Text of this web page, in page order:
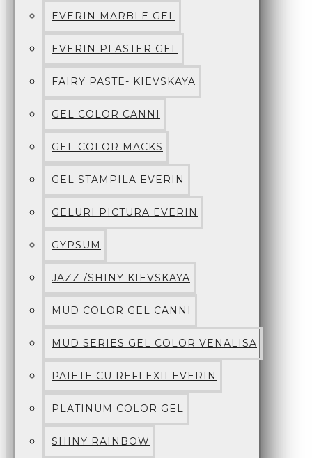
EVERIN MARBLE GEL
EVERIN PLASTER GEL
FAIRY PASTE- KIEVSKAYA
GEL COLOR CANNI
GEL COLOR MACKS
GEL STAMPILA EVERIN
GELURI PICTURA EVERIN
GYPSUM
JAZZ /SHINY KIEVSKAYA
MUD COLOR GEL CANNI
MUD SERIES GEL COLOR VENALISA
PAIETE CU REFLEXII EVERIN
PLATINUM COLOR GEL
SHINY RAINBOW